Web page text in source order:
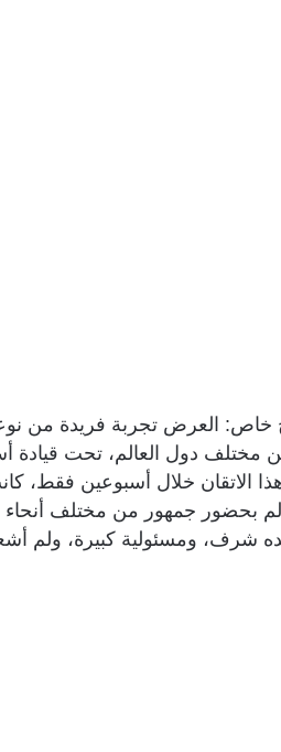
العرض تجربة فريدة من
دول العالم، تحت قيادة
خلال أسبوعين فقط،
بحضور جمهور من مختلف أنحاء
شرف، ومسئولية كبيرة، ولم